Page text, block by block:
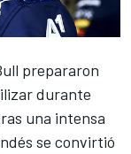
prepararon
durante
una intensa
se convirtió